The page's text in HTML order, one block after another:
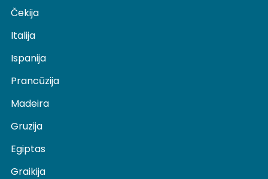
Čekija
Italija
Ispanija
Prancūzija
Madeira
Gruzija
Egiptas
Graikija